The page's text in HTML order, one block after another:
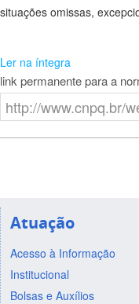
situações omissas,
Ler na íntegra
link permanente para a
Atuação
Acesso à Informação
Institucional
Bolsas e Auxílios